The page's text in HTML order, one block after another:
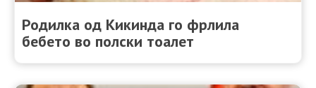
Родилка од Кикинда го фрлила
бебето во полски тоалет